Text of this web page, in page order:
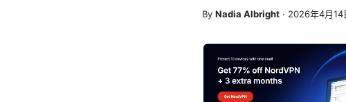
By Nadia Albright · 2026年4月14